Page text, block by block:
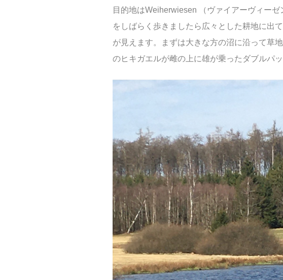
目的地はWeiherwiesen （ヴァイアーヴィー
をしばらく歩きましたら広々とした耕地に出
が見えます。まずは大きな方の沼に沿って草
のヒキガエルが雌の上に雄が乗ったダブルパッ